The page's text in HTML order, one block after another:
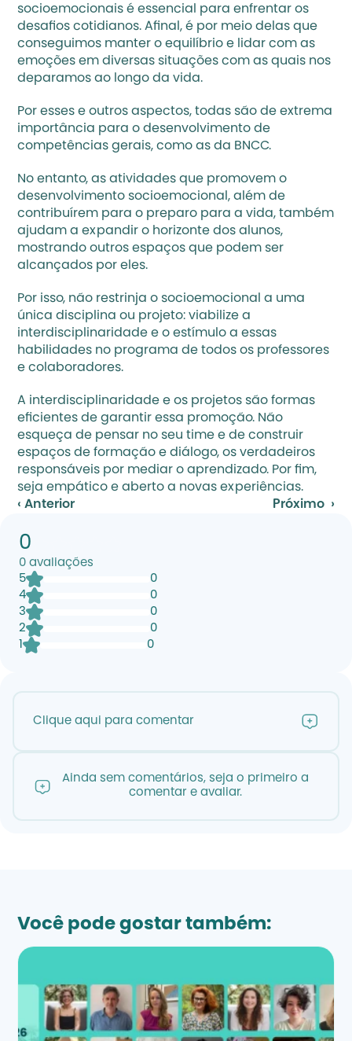
socioemocionais é essencial para enfrentar os
desafios cotidianos. Afinal, é por meio delas que
conseguimos manter o equilíbrio e lidar com as
emoções em diversas situações com as quais nos
deparamos ao longo da vida.
Por esses e outros aspectos, todas são de extrema
importância para o desenvolvimento de
competências gerais, como as da BNCC.
No entanto, as atividades que promovem o
desenvolvimento socioemocional, além de
contribuírem para o preparo para a vida, também
ajudam a expandir o horizonte dos alunos,
mostrando outros espaços que podem ser
alcançados por eles.
Por isso, não restrinja o socioemocional a uma
única disciplina ou projeto: viabilize a
interdisciplinaridade e o estímulo a essas
habilidades no programa de todos os professores
e colaboradores.
A interdisciplinaridade e os projetos são formas
eficientes de garantir essa promoção. Não
esqueça de pensar no seu time e de construir
espaços de formação e diálogo, os verdadeiros
responsáveis por mediar o aprendizado. Por fim,
seja empático e aberto a novas experiências.
‹ Anterior
Próximo  ›
0
0 avaliações
5
0
4
0
3
0
2
0
0
Clique aqui para comentar
Ainda sem comentários, seja o primeiro a
comentar e avaliar.
Você pode gostar também: